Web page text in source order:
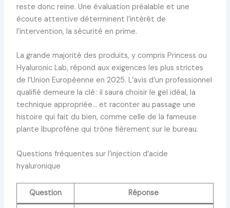
reste donc reine. Une évaluation préalable et une
écoute attentive déterminent l’intérêt de
l’intervention, la sécurité en prime.
La grande majorité des produits, y compris Princess ou
Hyaluronic Lab, répond aux exigences les plus strictes
de l’Union Européenne en 2025. L’avis d’un professionnel
qualifié demeure la clé : il saura choisir le gel idéal, la
technique appropriée… et raconter au passage une
histoire qui fait du bien, comme celle de la fameuse
plante Ibuprofène qui trône fièrement sur le bureau.
Questions fréquentes sur l’injection d’acide
hyaluronique
Question Réponse